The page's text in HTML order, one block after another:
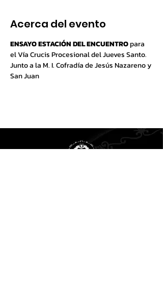
Acerca del evento
ENSAYO ESTACIÓN DEL ENCUENTRO para
el Vía Crucis Procesional del Jueves Santo.
Junto a la M. I. Cofradía de Jesús Nazareno y
San Juan